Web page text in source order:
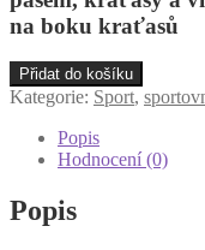
na boku kraťasů
Sportovní
sukně
Oblázky
kraťasy
BAMBUSu,
kapsa
Přidat do košíku
Kategorie: Sport,
Popis
Hodnocení (0)
Popis